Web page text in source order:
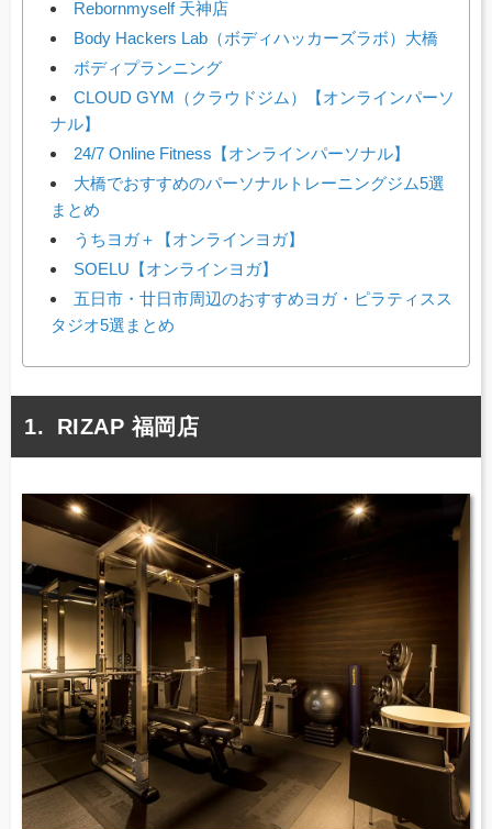
Rebornmyself 天神店
Body Hackers Lab（ボディハッカーズラボ）大橋
ボディプランニング
CLOUD GYM（クラウドジム）【オンラインパーソ
ナル】
24/7 Online Fitness【オンラインパーソナル】
大橋でおすすめのパーソナルトレーニングジム5選
まとめ
うちヨガ＋【オンラインヨガ】
SOELU【オンラインヨガ】
五日市・廿日市周辺のおすすめヨガ・ピラティスス
タジオ5選まとめ
RIZAP 福岡店